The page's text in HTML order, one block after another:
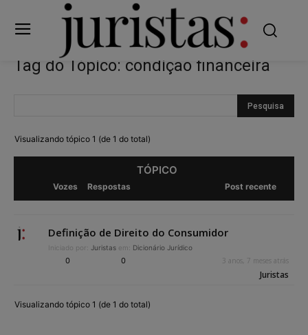
Tag do Tópico: condição financeira
Visualizando tópico 1 (de 1 do total)
TÓPICO
Vozes Respostas Post recente
Definição de Direito do Consumidor
Iniciado por: Juristas em: Dicionário Jurídico
0 0 3 anos, 7 meses atrás
Juristas
Visualizando tópico 1 (de 1 do total)